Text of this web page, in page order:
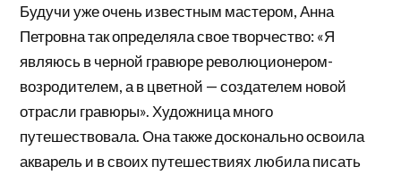
Будучи уже очень известным мастером, Анна
Петровна так определяла свое творчество: «Я
являюсь в черной гравюре революционером-
возродителем, а в цветной — создателем новой
отрасли гравюры». Художница много
путешествовала. Она также досконально освоила
акварель и в своих путешествиях любила писать